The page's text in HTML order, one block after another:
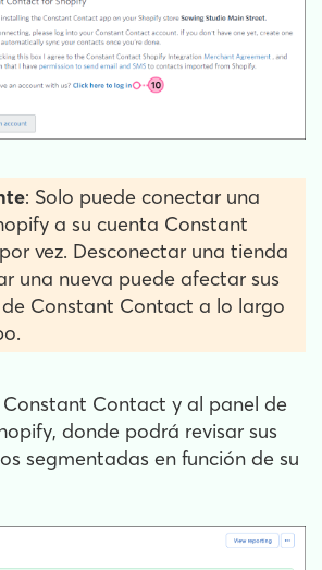
: Solo puede conectar una
a su cuenta Constant
vez. Desconectar una tienda
una nueva puede afectar sus
Constant Contact a lo largo
Constant Contact y al panel de
donde podrá revisar sus
segmentadas en función de su